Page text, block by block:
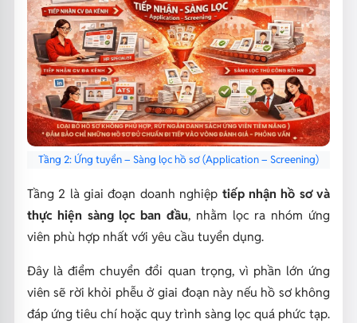
Tầng 2: Ứng tuyển – Sàng lọc hồ sơ (Application – Screening)
Tầng 2 là giai đoạn doanh nghiệp tiếp nhận hồ sơ và
thực hiện sàng lọc ban đầu, nhằm lọc ra nhóm ứng
viên phù hợp nhất với yêu cầu tuyển dụng.
Đây là điểm chuyển đổi quan trọng, vì phần lớn ứng
viên sẽ rời khỏi phễu ở giai đoạn này nếu hồ sơ không
đáp ứng tiêu chí hoặc quy trình sàng lọc quá phức tạp.